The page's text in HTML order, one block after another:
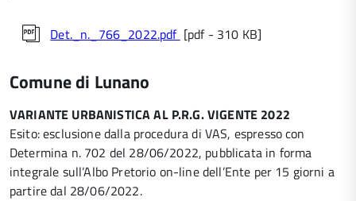
Det._n._766_2022.pdf [pdf - 310 KB]
Comune di Lunano
VARIANTE URBANISTICA AL P.R.G. VIGENTE 2022
Esito: esclusione dalla procedura di VAS, espresso con
Determina n. 702 del 28/06/2022, pubblicata in forma
integrale sull’Albo Pretorio on-line dell’Ente per 15 giorni a
partire dal 28/06/2022.